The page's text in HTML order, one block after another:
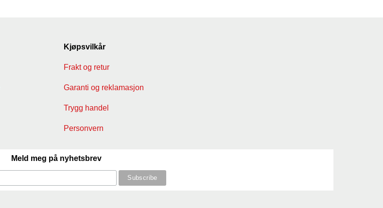
Kjøpsvilkår
Frakt og retur
Garanti og reklamasjon
Trygg handel
Personvern
Meld meg på nyhetsbrev